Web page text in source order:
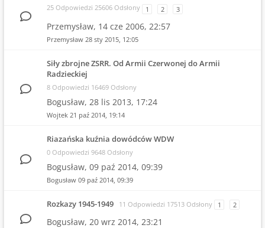
25 Odpowiedzi 25606 Odsłony 1 2 3
Przemysław, 14 cze 2006, 22:57
Przemysław 28 sty 2015, 12:05
Siły zbrojne ZSRR. Od Armii Czerwonej do Armii
Radzieckiej
8 Odpowiedzi 16469 Odsłony
Bogusław, 28 lis 2013, 17:24
Wojtek 21 paź 2014, 19:14
Riazańska kuźnia dowódców WDW
0 Odpowiedzi 9648 Odsłony
Bogusław, 09 paź 2014, 09:39
Bogusław 09 paź 2014, 09:39
Rozkazy 1945-1949 11 Odpowiedzi 17513 Odsłony 1 2
Bogusław, 20 wrz 2014, 23:21